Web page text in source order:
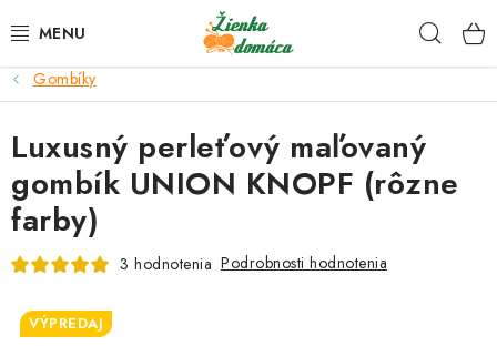
na
NOVINKY*
KLBKÁ
GALANTÉRIA
ČASOPISY, NÁVODY
DARČEKOVÉ POUKÁŽKY
Gombíky
Luxusný perleťový maľovaný
gombík UNION KNOPF (rôzne
farby)
3 hodnotenia Podrobnosti hodnotenia
VÝPREDAJ